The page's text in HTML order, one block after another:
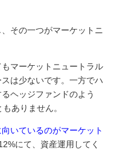
その一つがマーケットニ
マーケットニュートラル
は少ないです。一方でハ
ヘッジファンドのよう
ありません。
いているのがマーケット
にて、資産運用してく